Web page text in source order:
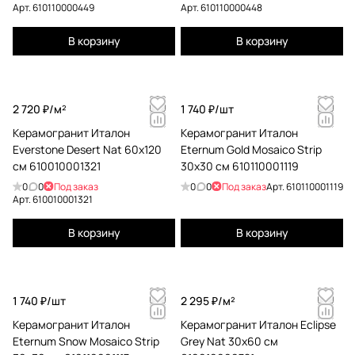
Арт.610110000449
В корзину
Арт.610110000448
В корзину
2 720 ₽/м²
Керамогранит Италон
Everstone Desert Nat 60x120
см 610010001321
0 0
Под заказ
Арт.610010001321
В корзину
1 740 ₽/шт
Керамогранит Италон
Eternum Gold Mosaico Strip
30x30 см 610110001119
0 0 Под заказАрт.610110001119
В корзину
1 740 ₽/шт
Керамогранит Италон
Eternum Snow Mosaico Strip
2 295 ₽/м²
Керамогранит Италон Eclipse
Grey Nat 30x60 см